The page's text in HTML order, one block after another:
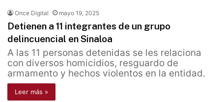
Once Digital mayo 19, 2025
Detienen a 11 integrantes de un grupo
delincuencial en Sinaloa
A las 11 personas detenidas se les relaciona
con diversos homicidios, resguardo de
armamento y hechos violentos en la entidad.
Leer más »